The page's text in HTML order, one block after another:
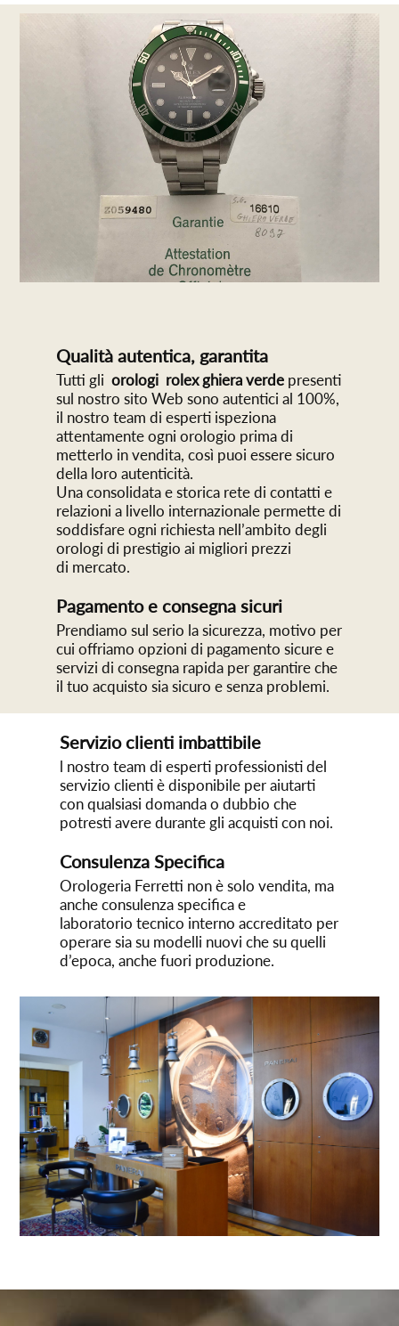
Qualità autentica, garantita
Tutti gli orologi rolex ghiera verde presenti
sul nostro sito Web sono autentici al 100%,
il nostro team di esperti ispeziona
attentamente ogni orologio prima di
metterlo in vendita, così puoi essere sicuro
della loro autenticità.
Una consolidata e storica rete di contatti e
relazioni a livello internazionale permette di
soddisfare ogni richiesta nell’ambito degli
orologi di prestigio ai migliori prezzi
di mercato.
Pagamento e consegna sicuri
Prendiamo sul serio la sicurezza, motivo per
cui offriamo opzioni di pagamento sicure e
servizi di consegna rapida per garantire che
il tuo acquisto sia sicuro e senza problemi.
Servizio clienti imbattibile
l nostro team di esperti professionisti del
servizio clienti è disponibile per aiutarti
con qualsiasi domanda o dubbio che
potresti avere durante gli acquisti con noi.
Consulenza Specifica
Orologeria Ferretti non è solo vendita, ma
anche consulenza specifica e
laboratorio tecnico interno accreditato per
operare sia su modelli nuovi che su quelli
d’epoca, anche fuori produzione.